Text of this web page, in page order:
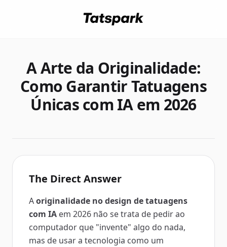
A Arte da Originalidade:
Como Garantir Tatuagens
Únicas com IA em 2026
The Direct Answer
Aoriginalidade no design de tatuagens
com IA em 2026 não se trata de pedir ao
computador que "invente" algo do nada,
mas de usar a tecnologia como um